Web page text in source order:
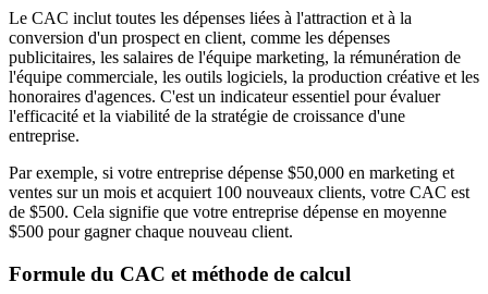
Le CAC inclut toutes les dépenses liées à l'attraction et à la
conversion d'un prospect en client, comme les dépenses
publicitaires, les salaires de l'équipe marketing, la rémunération de
l'équipe commerciale, les outils logiciels, la production créative et les
honoraires d'agences. C'est un indicateur essentiel pour évaluer
l'efficacité et la viabilité de la stratégie de croissance d'une
entreprise.
Par exemple, si votre entreprise dépense $50,000 en marketing et
ventes sur un mois et acquiert 100 nouveaux clients, votre CAC est
de $500. Cela signifie que votre entreprise dépense en moyenne
$500 pour gagner chaque nouveau client.
Formule du CAC et méthode de calcul